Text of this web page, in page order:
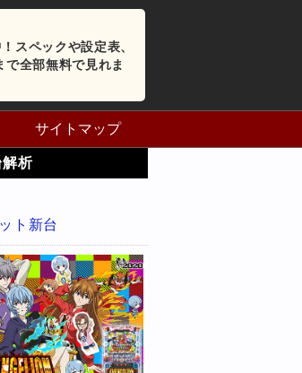
スペックや設定表、
全部無料で見れま
サイトマップ
解析
ト新台